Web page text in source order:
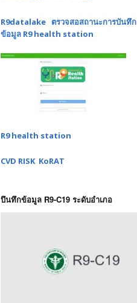
R9datalake ตรวจสอสถานะการบันทึก
ข้อมูล R9 health station
R9 health station
CVD RISK KoRAT
บึนทึกข้อมูล R9-C19 ระดับอำเภอ